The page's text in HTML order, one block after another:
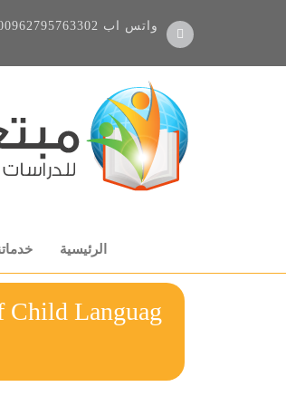
واتس اب
الرئيسية
Child Languag